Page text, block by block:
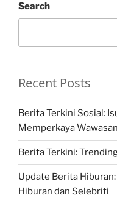
Search
Recent Posts
Berita Terkini Sosial:
Memperkaya Wawasan
Berita Terkini:
Update Berita
Hiburan dan Selebriti